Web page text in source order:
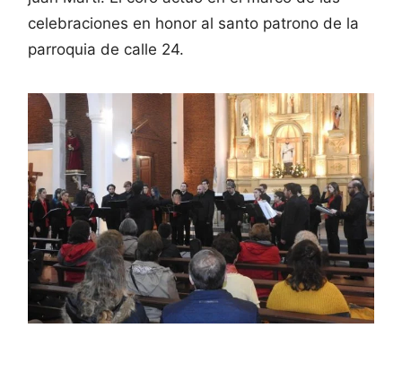
celebraciones en honor al santo patrono de la
parroquia de calle 24.